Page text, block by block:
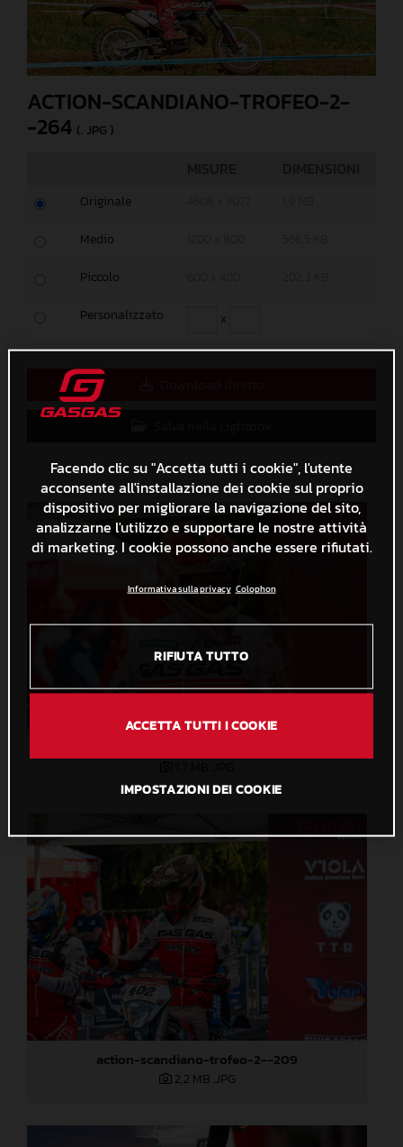
ACTION-SCANDIANO-TROFEO-2-
-264 (. JPG )
Originale
Medio
Piccolo
Personalizzato x
action-scandiano-trofeo-2--209
2,2 MB .JPG
Facendo clic su "Accetta tutti i cookie", l'utente
acconsente all'installazione dei cookie sul proprio
dispositivo per migliorare la navigazione del sito,
analizzarne l'utilizzo e supportare le nostre attività
di marketing. I cookie possono anche essere rifiutati.
Informativa sulla privacy Colophon
RIFIUTA TUTTO
ACCETTA TUTTI I COOKIE
IMPOSTAZIONI DEI COOKIE